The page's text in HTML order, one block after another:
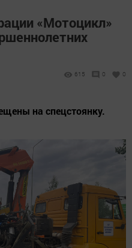
«Мотоцикл»
615 0 0
на спецстоянку.